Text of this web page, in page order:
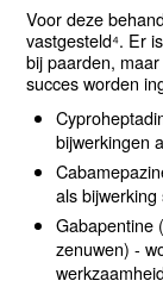
Voor deze
vastgesteld⁴. Er
bij paarden,
succes worden
bijwerkingen
als
Gabapentine
zenuwen) -